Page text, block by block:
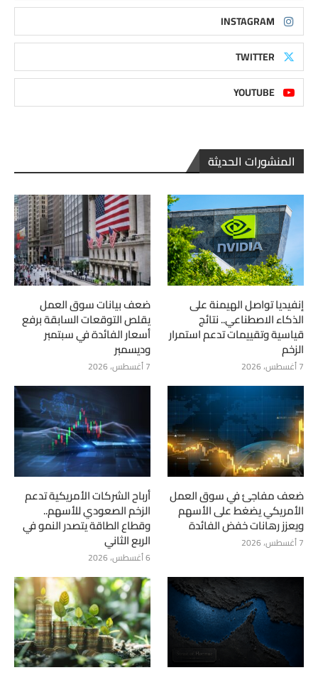
INSTAGRAM
TWITTER
YOUTUBE
المنشورات الحديثة
إنفيديا تواصل الهيمنة على
الذكاء الاصطناعي.. نتائج
قياسية وتقييمات تدعم استمرار
الزخم
7 أغسطس، 2026
ضعف بيانات سوق العمل
يقلص التوقعات السابقة برفع
أسعار الفائدة في سبتمبر
وديسمبر
7 أغسطس، 2026
ضعف مفاجئ في سوق العمل
الأمريكي يضغط على الأسهم
ويعزز رهانات خفض الفائدة
7 أغسطس، 2026
أرباح الشركات الأمريكية تدعم
الزخم الصعودي للأسهم..
وقطاع الطاقة يتصدر النمو في
الربع الثاني
6 أغسطس، 2026